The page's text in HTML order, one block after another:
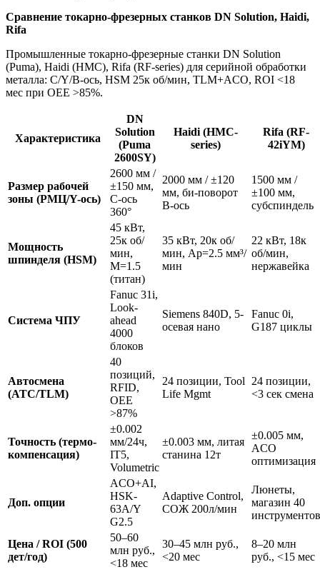
Сравнение токарно-фрезерных станков DN Solution, Haidi,
Rifa
Промышленные токарно-фрезерные станки DN Solution
(Puma), Haidi (HMC), Rifa (RF-series) для серийной обработки
металла: C/Y/B-ось, HSM 25к об/мин, TLM+ACO, ROI <18
мес при OEE >85%.
Характеристика
DN
Solution
(Puma
2600SY)
Haidi (HMC-
series)
Rifa (RF-
42iYM)
Размер рабочей
зоны (РМЦ/Y-ось)
2600 мм /
±150 мм,
C-ось
360°
2000 мм / ±120
мм, би-поворот
B-ось
1500 мм /
±100 мм,
субспиндель
Мощность
шпинделя (HSM)
45 кВт,
25к об/
мин,
M=1.5
(титан)
35 кВт, 20к об/
мин, Ap=2.5 мм³/
мин
22 кВт, 18к
об/мин,
нержавейка
Система ЧПУ
Fanuc 31i,
Look-
ahead
4000
блоков
Siemens 840D, 5-
осевая нано
Fanuc 0i,
G187 циклы
Автосмена
(ATC/TLM)
40
позиций,
RFID,
OEE
>87%
24 позиции, Tool
Life Mgmt
24 позиции,
<3 сек смена
Точность (термо-
компенсация)
±0.002
мм/24ч,
IT5,
Volumetric
±0.003 мм, литая
станина 12т
±0.005 мм,
ACO
оптимизация
Доп. опции
ACO+AI,
HSK-
63A/Y
G2.5
Adaptive Control,
СОЖ 200л/мин
Люнеты,
магазин 40
инструментов
Цена / ROI (500
дет/год)
50–60
млн руб.,
<18 мес
30–45 млн руб.,
<20 мес
8–20 млн
руб., <15 мес